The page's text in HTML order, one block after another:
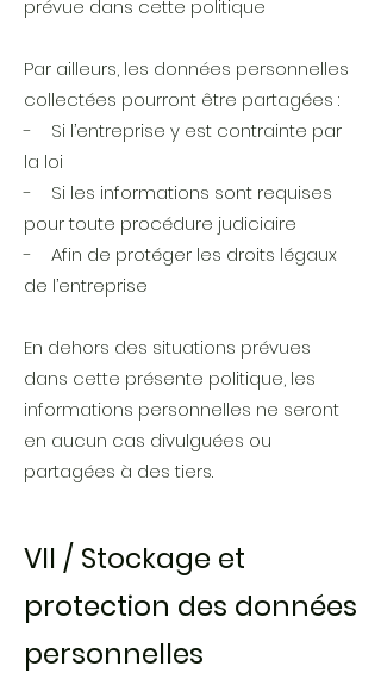
prévue dans cette politique
Par ailleurs, les données personnelles
collectées pourront être partagées :
- Si l’entreprise y est contrainte par
la loi
- Si les informations sont requises
pour toute procédure judiciaire
- Afin de protéger les droits légaux
de l’entreprise
En dehors des situations prévues
dans cette présente politique, les
informations personnelles ne seront
en aucun cas divulguées ou
partagées à des tiers.
VII / Stockage et
protection des données
personnelles